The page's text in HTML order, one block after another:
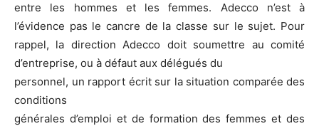
entre les hommes et les femmes. Adecco n’est à
l’évidence pas le cancre de la classe sur le sujet. Pour
rappel, la direction Adecco doit soumettre au comité
d’entreprise, ou à défaut aux délégués du
personnel, un rapport écrit sur la situation comparée des
conditions
générales d’emploi et de formation des femmes et des